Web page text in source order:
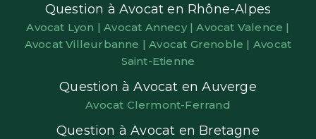
Question à Avocat en Rhône-Alpes
Avocat Lyon |Avocat Annecy |Avocat Valence |
Avocat Villeurbanne |Avocat Grenoble | Avocat
Saint-Etienne
Question à Avocat en Auverge
Avocat Clermont-Ferrand
Question à Avocat en Bretagne